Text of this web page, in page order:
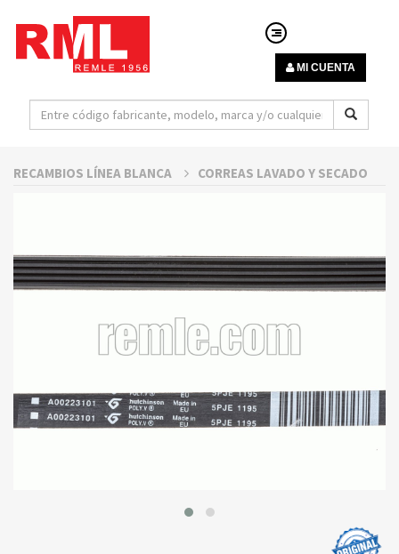
MI CUENTA
RECAMBIOS LÍNEA BLANCA CORREAS LAVADO Y SECADO